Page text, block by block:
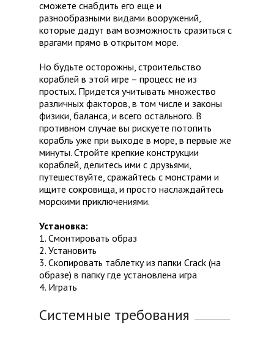
сможете снабдить его еще и
разнообразными видами вооружений,
которые дадут вам возможность сразиться с
врагами прямо в открытом море.
Но будьте осторожны, строительство
кораблей в этой игре – процесс не из
простых. Придется учитывать множество
различных факторов, в том числе и законы
физики, баланса, и всего остального. В
противном случае вы рискуете потопить
корабль уже при выходе в море, в первые же
минуты. Стройте крепкие конструкции
кораблей, делитесь ими с друзьями,
путешествуйте, сражайтесь с монстрами и
ищите сокровища, и просто наслаждайтесь
морскими приключениями.
Установка:
1. Смонтировать образ
2. Установить
3. Скопировать таблетку из папки Crack (на
образе) в папку где установлена игра
4. Играть
Системные требования